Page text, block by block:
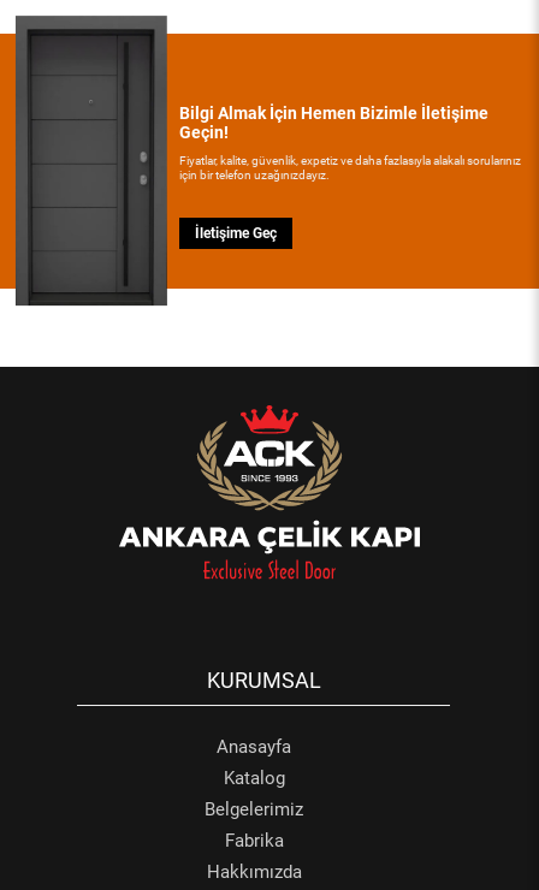
Bilgi Almak İçin Hemen Bizimle İletişime
Geçin!
Fiyatlar, kalite, güvenlik, expetiz ve daha fazlasıyla alakalı sorularınız
için bir telefon uzağınızdayız.
İletişime Geç
KURUMSAL
Anasayfa
Katalog
Belgelerimiz
Fabrika
Hakkımızda